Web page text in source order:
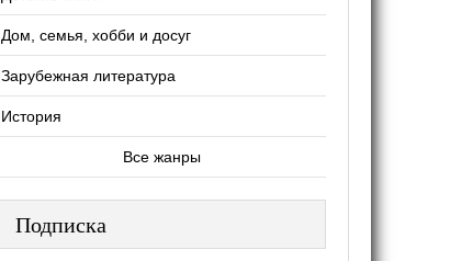
Дом, семья, хобби и досуг
Зарубежная литература
История
Все жанры
Подписка